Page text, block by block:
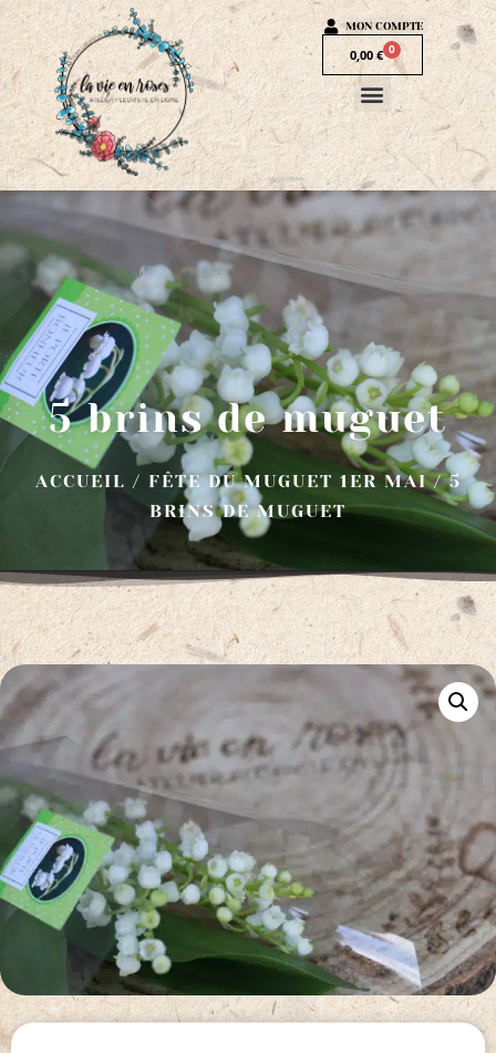
MON COMPTE
0,00 € 0
5 brins de muguet
ACCUEIL / FÊTE DU MUGUET 1ER MAI/ 5
BRINS DE MUGUET